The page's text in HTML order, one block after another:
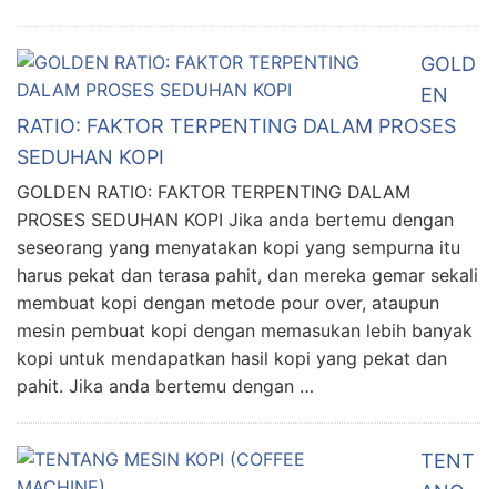
GOLD
EN
RATIO: FAKTOR TERPENTING DALAM PROSES
SEDUHAN KOPI
GOLDEN RATIO: FAKTOR TERPENTING DALAM
PROSES SEDUHAN KOPI Jika anda bertemu dengan
seseorang yang menyatakan kopi yang sempurna itu
harus pekat dan terasa pahit, dan mereka gemar sekali
membuat kopi dengan metode pour over, ataupun
mesin pembuat kopi dengan memasukan lebih banyak
kopi untuk mendapatkan hasil kopi yang pekat dan
pahit. Jika anda bertemu dengan …
TENT